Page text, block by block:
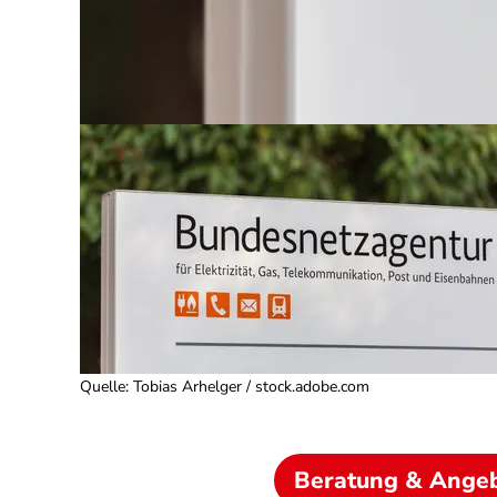
Quelle: Tobias Arhelger / stock.adobe.com
Beratung &